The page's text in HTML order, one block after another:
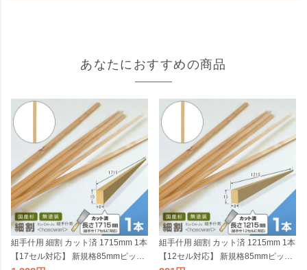
あなたにおすすめの商品
組手什用 細割 カット済 1715mm 1本
【17セル対応】 新規格85mmピッチ
組手什用 細割 カット済 1215mm 1本
【12セル対応】 新規格85mmピッチ